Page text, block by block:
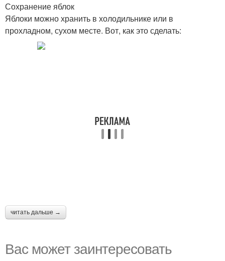
Сохранение яблок
Яблоки можно хранить в холодильнике или в
прохладном, сухом месте. Вот, как это сделать:
читать дальше →
Вас может заинтересовать